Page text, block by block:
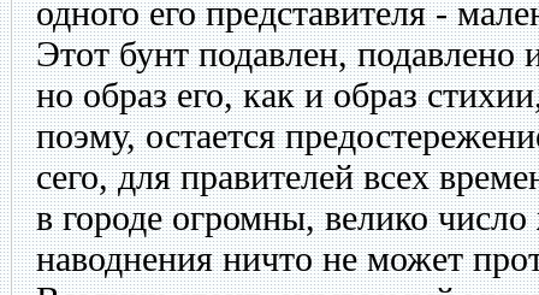
одного его представителя -
Этот бунт подавлен, подавлено
но образ его, как и образ
поэму, остается
сего, для правителей всех
в городе огромны, велико
наводнения ничто не может